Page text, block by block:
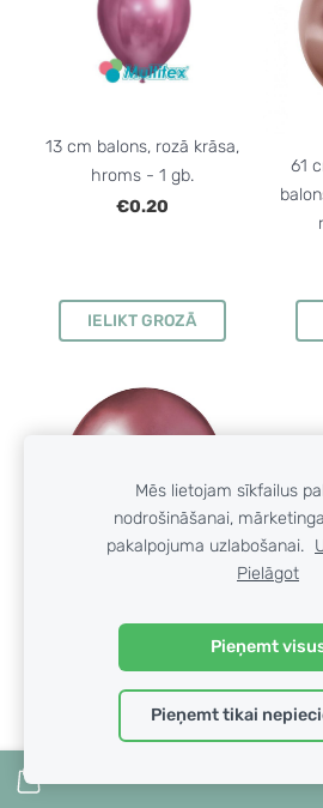
13 cm balons, rozā krāsa,
hroms - 1 gb.
€0.20
IELIKT GROZĀ
61
rozā krāsa - 1 gb.
€0.70
PARĀDĪT OPCIJAS
Mēs lietojam sīkfailus
nodrošināšanai,
pakalpojuma uzlabošanai.
Pielāgot
Pieņemt
Pieņemt tikai